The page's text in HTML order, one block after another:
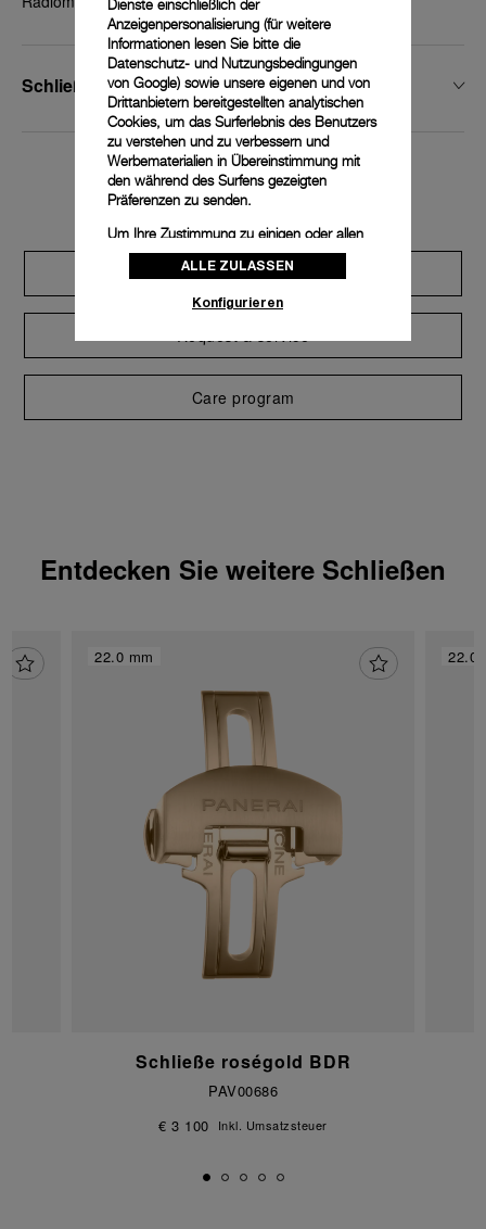
Schließenbreite
Exclusive services
Extend warranty
Request a service
Care program
Entdecken Sie weitere Schließen
22.0 mm
Schließe roségold BDR
PAV00686
€ 3 100
Inkl. Umsatzsteuer
22.0
Dienste einschließlich der
Anzeigenpersonalisierung (für weitere
Informationen lesen Sie bitte die
Datenschutz- und Nutzungsbedingungen
von Google) sowie unsere eigenen und von
Drittanbietern bereitgestellten analytischen
Cookies, um das Surferlebnis des Benutzers
zu verstehen und zu verbessern und
Werbematerialien in Übereinstimmung mit
den während des Surfens gezeigten
Präferenzen zu senden.
Um Ihre Zustimmung zu einigen oder allen
Cookies zu ändern oder zu widerrufen,
klicken Sie auf „Konfigurieren“, oder lesen
Klicken Sie auf „Alle zulassen“, um Ihr
Einverständnis für die Verwendung der oben
Klicken Sie auf „Nur technische cookies
ALLE ZULASSEN
Konfigurieren